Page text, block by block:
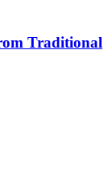
Traditional